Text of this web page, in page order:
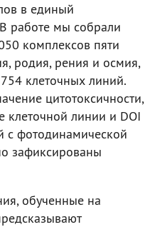
в единый
работе мы собрали
комплексов пяти
родия, рения и осмия,
клеточных линий.
цитотоксичности,
клеточной линии и DOI
с фотодинамической
зафиксированы
обученные на